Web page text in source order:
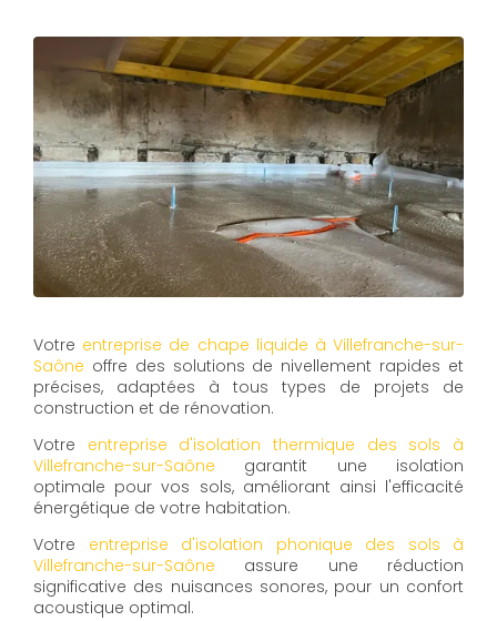
Votre entreprise de chape liquide à Villefranche-sur-
Saône offre des solutions de nivellement rapides et
précises, adaptées à tous types de projets de
construction et de rénovation.
Votre entreprise d'isolation thermique des sols à
Villefranche-sur-Saône garantit une isolation
optimale pour vos sols, améliorant ainsi l'efficacité
énergétique de votre habitation.
Votre entreprise d'isolation phonique des sols à
Villefranche-sur-Saône assure une réduction
significative des nuisances sonores, pour un confort
acoustique optimal.